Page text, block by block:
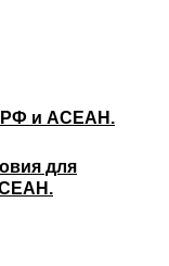
РФ и АСЕАН.
для